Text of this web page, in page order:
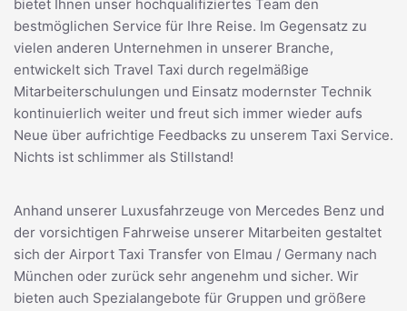
bietet Ihnen unser hochqualifiziertes Team den
bestmöglichen Service für Ihre Reise. Im Gegensatz zu
vielen anderen Unternehmen in unserer Branche,
entwickelt sich Travel Taxi durch regelmäßige
Mitarbeiterschulungen und Einsatz modernster Technik
kontinuierlich weiter und freut sich immer wieder aufs
Neue über aufrichtige Feedbacks zu unserem Taxi Service.
Nichts ist schlimmer als Stillstand!
Anhand unserer Luxusfahrzeuge von Mercedes Benz und
der vorsichtigen Fahrweise unserer Mitarbeiten gestaltet
sich der Airport Taxi Transfer von Elmau / Germany nach
München oder zurück sehr angenehm und sicher. Wir
bieten auch Spezialangebote für Gruppen und größere